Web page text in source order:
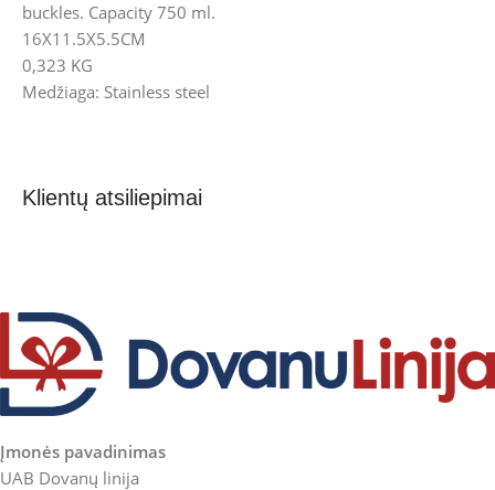
buckles. Capacity 750 ml.
16X11.5X5.5CM
0,323 KG
Medžiaga: Stainless steel
Klientų atsiliepimai
Įmonės pavadinimas
UAB Dovanų linija